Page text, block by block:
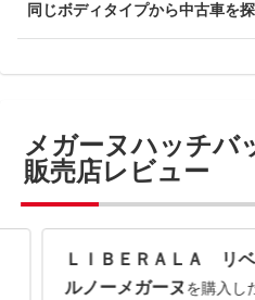
同じボディタイプから中古車を
メガーヌハッチバ
販売店レビュー
ＬＩＢＥＲＡＬＡ リ
ルノーメガーヌを購入し